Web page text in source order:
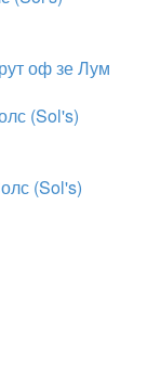
оф зе Лум
(Sol's)
(Sol's)